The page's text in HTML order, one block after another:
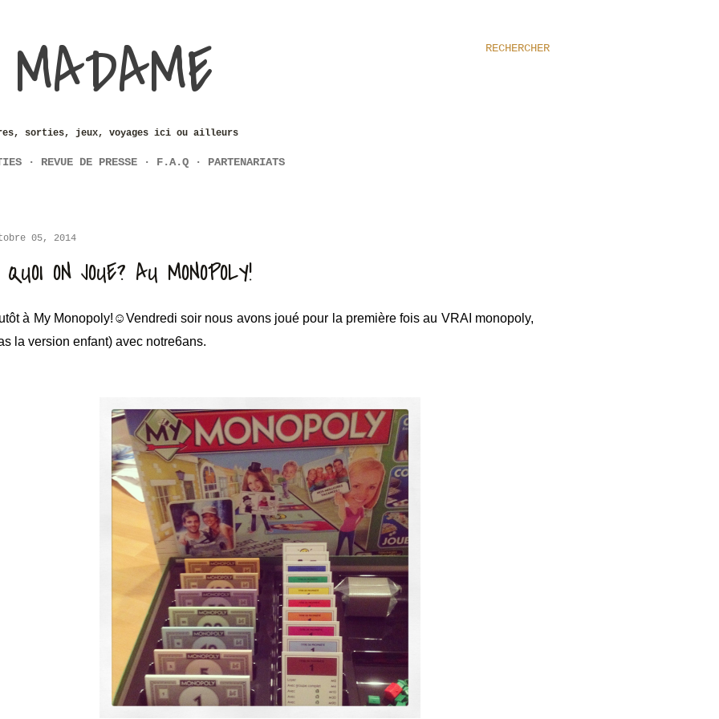
RECHERCHER
sorties, jeux, voyages ici ou ailleurs
REVUE DE PRESSE F.A.Q PARTENARIATS
05, 2014
ON JOUE? AU MONOPOLY!
à My Monopoly!☺Vendredi soir nous avons joué pour la première fois au VRAI monopoly,
la version enfant) avec notre6ans.